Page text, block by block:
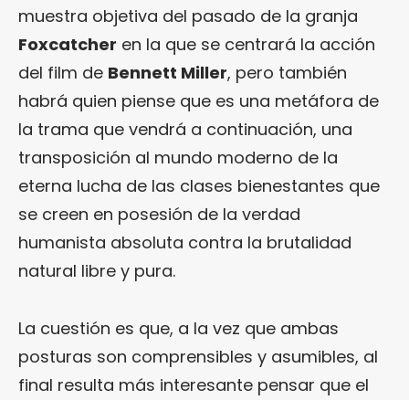
muestra objetiva del pasado de la granja
Foxcatcher en la que se centrará la acción
del film de Bennett Miller, pero también
habrá quien piense que es una metáfora de
la trama que vendrá a continuación, una
transposición al mundo moderno de la
eterna lucha de las clases bienestantes que
se creen en posesión de la verdad
humanista absoluta contra la brutalidad
natural libre y pura.
La cuestión es que, a la vez que ambas
posturas son comprensibles y asumibles, al
final resulta más interesante pensar que el